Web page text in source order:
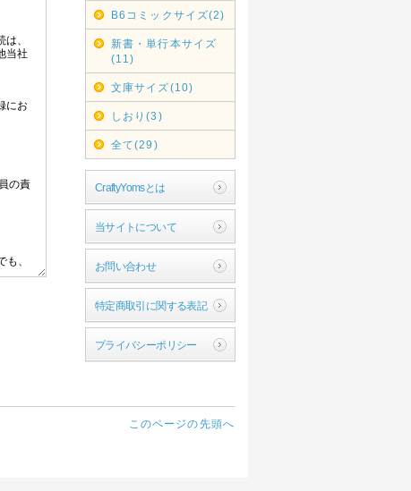
B6コミックサイズ(2)
新書・単行本サイズ
(11)
文庫サイズ(10)
しおり(3)
全て(29)
CraftyYomsとは
当サイトについて
お問い合わせ
特定商取引に関する表記
プライバシーポリシー
このページの先頭へ